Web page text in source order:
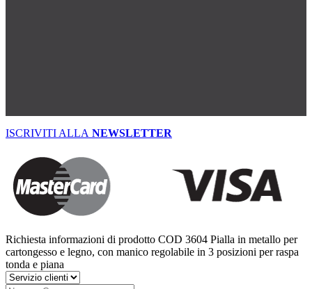
ISCRIVITI ALLA NEWSLETTER
Richiesta informazioni di prodotto COD 3604 Pialla in metallo per
cartongesso e legno, con manico regolabile in 3 posizioni per raspa
tonda e piana